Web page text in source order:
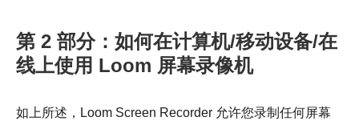
第 2 部分：如何在计算机/移动设备/在
线上使用 Loom 屏幕录像机
如上所述，Loom Screen Recorder 允许您录制任何屏幕